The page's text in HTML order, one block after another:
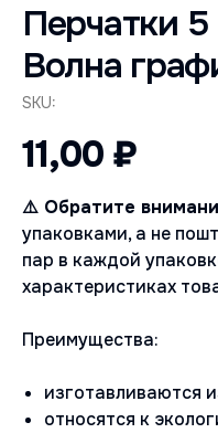
Перчатки
Волна
SKU:
11,00 ₽
⚠️ Обратите
упаковками, а не
пар в каждой
характеристиках
Преимущества:
изготавливаются
относятся к